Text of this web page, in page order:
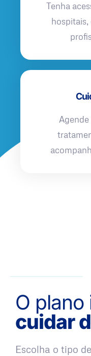
Tenha
Agende
O plano
cuidar
Escolha o tipo